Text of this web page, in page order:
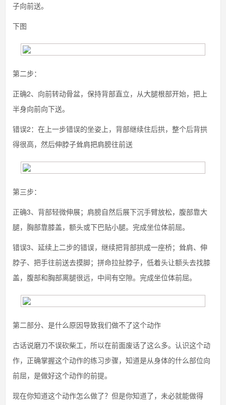
子向前送。
下图
第二步：
正确2、向前转动骨盆，保持背部直立，从大腿根部开始，把上
半身向前向下送。
错误2：在上一步错误的坐姿上，背部继续住后拱，整个后背拱
得很高，然后伸脖子耸肩把肩膀往前送
第三步：
正确3、背部轻微伸展；肩膀自然后展下沉手臂放松，腹部靠大
腿，胸部靠膝盖，额头或下巴贴小腿。完成坐位体前屈。
错误3、延续上二步的错误，继续把背部拱成一座桥；耸肩、伸
脖子、把手往前送去摸脚；拼命拉扯脖子，低着头让额头去找膝
盖，腹部和胸部离腿很远，中间有空隙。完成坐位体前屈。
第二部分、是什么原因导致我们做不了这个动作
古话说磨刀不误砍柴工，所以在前面废话了这么多。认识这个动
作，正确掌握这个动作的练习步骤，知道是从身体的什么部位向
前屈，是做好这个动作的前提。
现在你知道这个动作怎么做了？但是你知道了，未必就能做得